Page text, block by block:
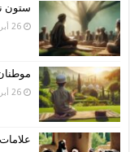
ستون
26 أبريل، 2026
26 أبريل، 2026